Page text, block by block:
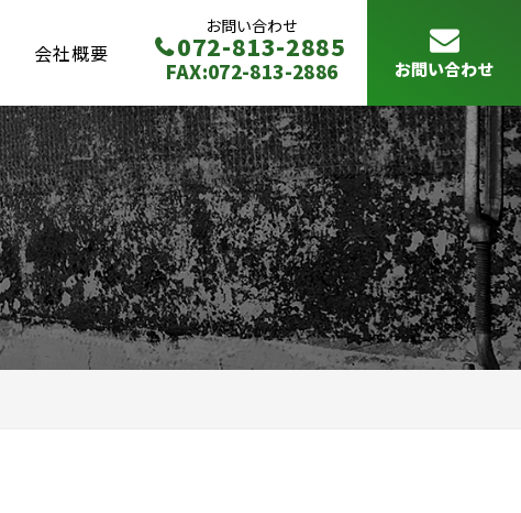
会社概要
お問い合わせ
072-813-2885
FAX:072-813-2886 お問い合わせ